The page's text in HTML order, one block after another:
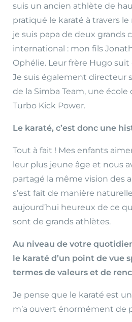
suis un ancien athlète de
pratiqué le karaté à travers
je suis papa de deux grands
international : mon fils
Ophélie. Leur frère Hugo
Je suis également directeur
de la Simba Team, une école
Turbo Kick Power.
Le karaté, c’est donc une
Tout à fait ! Mes enfants
leur plus jeune âge et nous
partagé la même vision des
s’est fait de manière
aujourd’hui heureux de ce
sont de grands athlètes.
Au niveau de votre
le karaté d’un point de vue
termes de valeurs et de
Je pense que le karaté est
m’a ouvert énormément de